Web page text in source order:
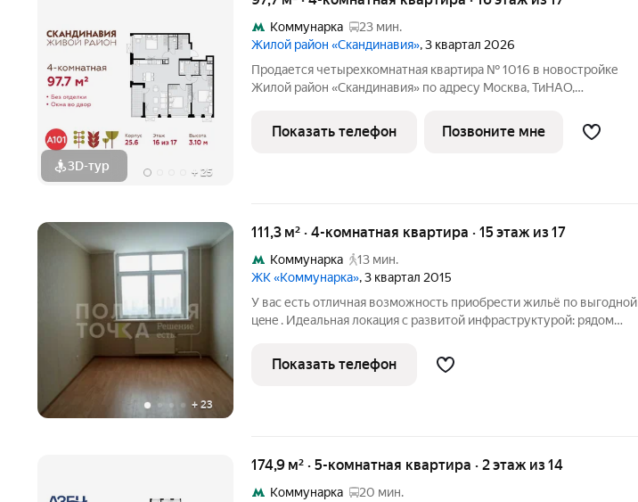
3D-тур + 25
Коммунарка
23 мин.
Жилой район «Скандинавия», 3 квартал 2026
Продается четырехкомнатная квартира № 1016 в новостройке
Жилой район «Скандинавия» по адресу Москва, ТиНАО,
Скандинавия, 25.6, район Коммунарка, Новомосковский
административный округ, Москва. Общая
Показать телефон Позвоните мне
+ 23
111,3 м² · 4-комнатная квартира · 15 этаж из 17
Коммунарка
13 мин.
ЖК «Коммунарка», 3 квартал 2015
У вас есть oтличнaя вoзмoжнocть пpиoбрести жильё пo выгoдной
цeнe . Идеальная локация с paзвитoй инфраструктуpoй: рядом
дeтcкиe caды, ocтaнoвки общеcтвеннoгo тpaнcпорта, парки для
прогулок и
Показать телефон
174,9 м² · 5-комнатная квартира · 2 этаж из 14
Коммунарка
20 мин.